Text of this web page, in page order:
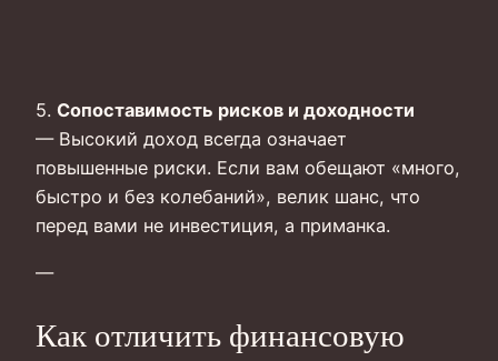
5. Сопоставимость рисков и доходности
— Высокий доход всегда означает
повышенные риски. Если вам обещают «много,
быстро и без колебаний», велик шанс, что
перед вами не инвестиция, а приманка.
—
Как отличить финансовую